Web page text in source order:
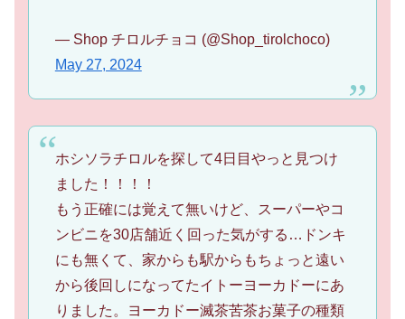
— Shop チロルチョコ (@Shop_tirolchoco)
May 27, 2024
ホシソラチロルを探して4日目やっと見つけ
ました！！！！
もう正確には覚えて無いけど、スーパーやコ
ンビニを30店舗近く回った気がする…ドンキ
にも無くて、家からも駅からもちょっと遠い
から後回しになってたイトーヨーカドーにあ
りました。ヨーカドー滅茶苦茶お菓子の種類